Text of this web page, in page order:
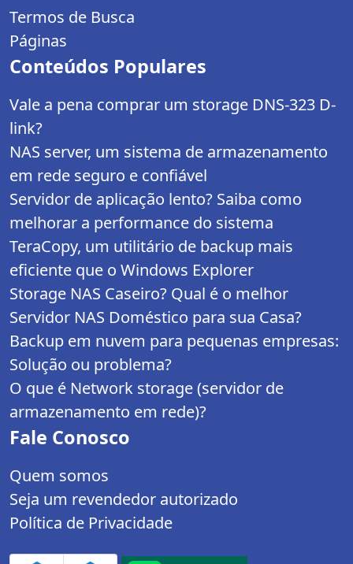
Termos de Busca
Páginas
Conteúdos Populares
Vale a pena comprar um storage DNS-323 D-
link?
NAS server, um sistema de armazenamento
em rede seguro e confiável
Servidor de aplicação lento? Saiba como
melhorar a performance do sistema
TeraCopy, um utilitário de backup mais
eficiente que o Windows Explorer
Storage NAS Caseiro? Qual é o melhor
Servidor NAS Doméstico para sua Casa?
Backup em nuvem para pequenas empresas:
Solução ou problema?
O que é Network storage (servidor de
armazenamento em rede)?
Fale Conosco
Quem somos
Seja um revendedor autorizado
Política de Privacidade